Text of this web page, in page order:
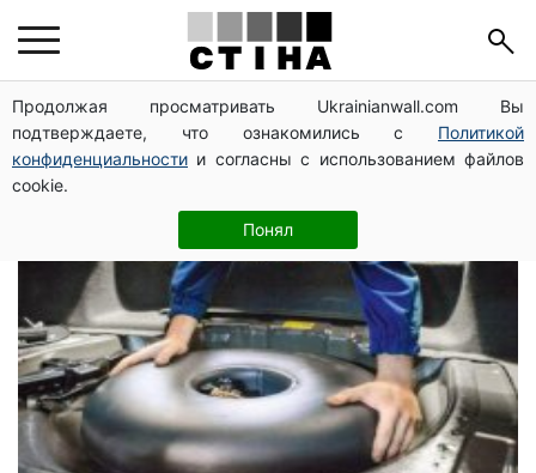
Продолжая просматривать Ukrainianwall.com Вы
подтверждаете, что ознакомились с Политикой
конфиденциальности и согласны с использованием файлов
cookie.
Понял
ГБО